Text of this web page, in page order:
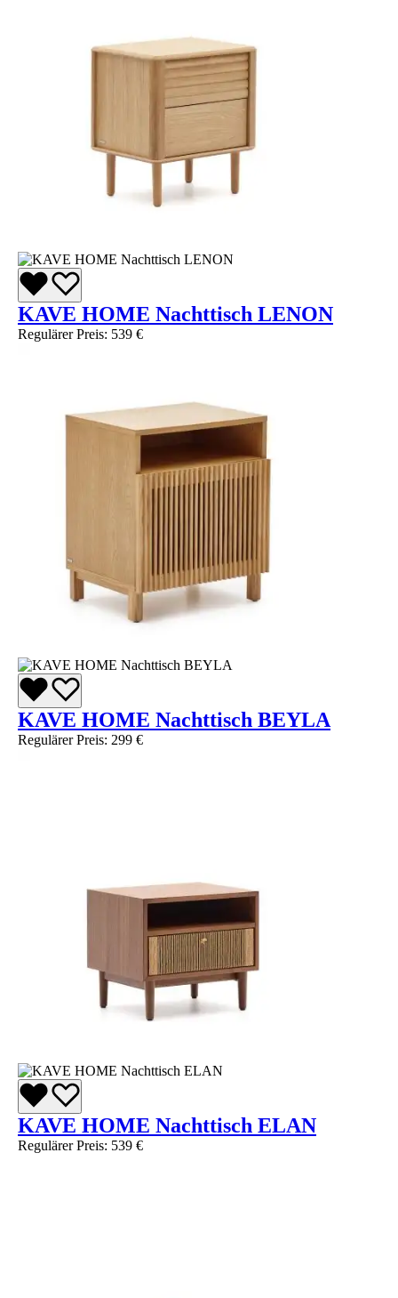
KAVE HOME Nachttisch LENON
Regulärer Preis: 539 €
KAVE HOME Nachttisch BEYLA
Regulärer Preis: 299 €
KAVE HOME Nachttisch ELAN
Regulärer Preis: 539 €